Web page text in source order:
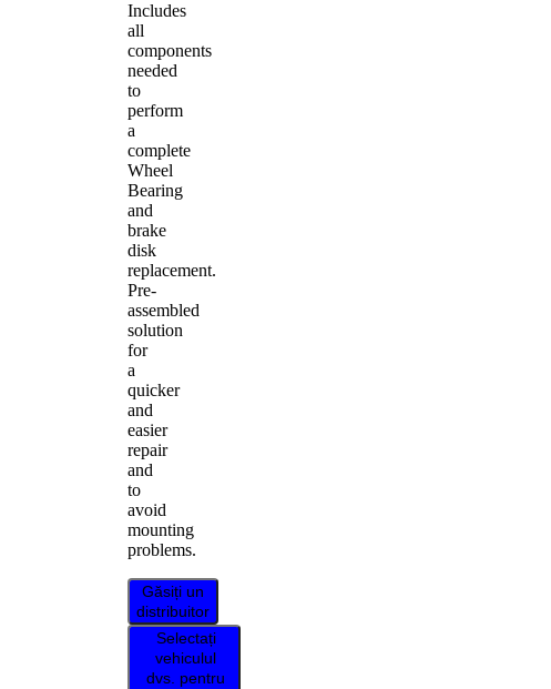
Includes
all
components
needed
to
perform
a
complete
Wheel
Bearing
and
brake
disk
replacement.
Pre-
assembled
solution
for
a
quicker
and
easier
repair
and
to
avoid
mounting
problems.
Găsiți un
distribuitor
Selectați
vehiculul
dvs. pentru